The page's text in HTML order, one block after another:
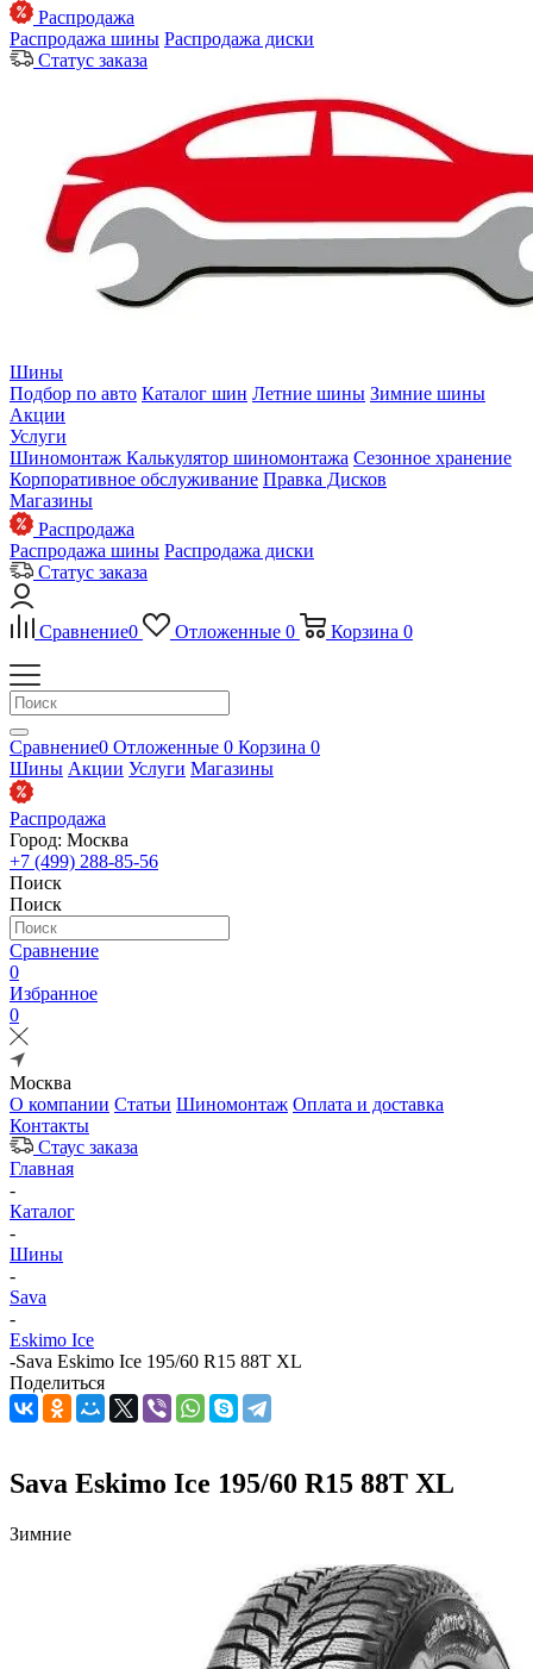
Распродажа
Распродажа шины Распродажа диски
Статус заказа
Шины
Подбор по авто Каталог шин Летние шины Зимние шины
Акции
Услуги
Шиномонтаж Калькулятор шиномонтажа Сезонное хранение
Корпоративное обслуживание Правка Дисков
Магазины
Распродажа
Распродажа шины Распродажа диски
Статус заказа
Сравнение0 Отложенные 0 Корзина 0
Сравнение0 Отложенные 0 Корзина 0
Шины Акции Услуги Магазины
Распродажа
Город: Москва
+7 (499) 288-85-56
Поиск
Поиск
Сравнение
0
Избранное
0
Москва
О компании Статьи Шиномонтаж Оплата и доставка
Контакты
Стаус заказа
Главная
-
Каталог
-
Шины
-
Sava
-
Eskimo Ice
-Sava Eskimo Ice 195/60 R15 88T XL
Поделиться
Sava Eskimo Ice 195/60 R15 88T XL
Зимние